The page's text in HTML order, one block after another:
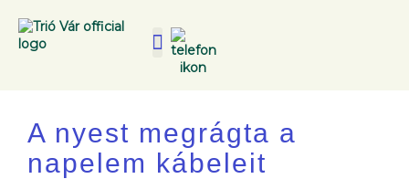
A nyest megrágta a
napelem kábeleit